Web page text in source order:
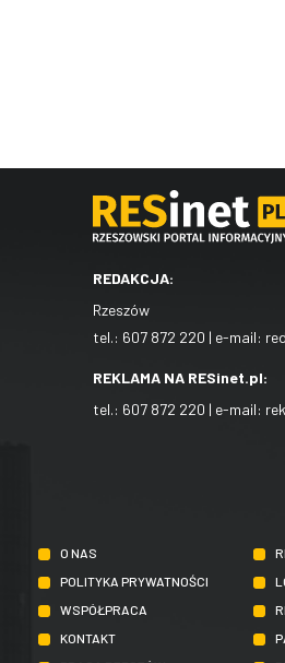
REDAKCJA:
Rzeszów
tel.: 607 872 220 | e-mail:
REKLAMA NA RESinet.pl:
tel.: 607 872 220 | e-mail:
O NAS
POLITYKA PRYWATNOŚCI
WSPÓŁPRACA
KONTAKT